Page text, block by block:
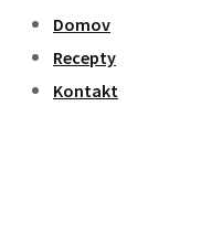
Domov
Recepty
Kontakt